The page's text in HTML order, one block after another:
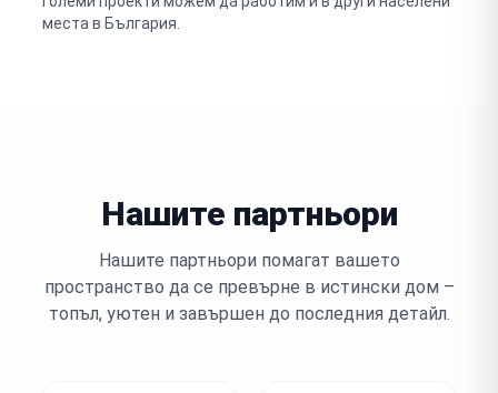
места в България.
Нашите партньори
Нашите партньори помагат вашето
пространство да се превърне в истински дом –
топъл, уютен и завършен до последния детайл.